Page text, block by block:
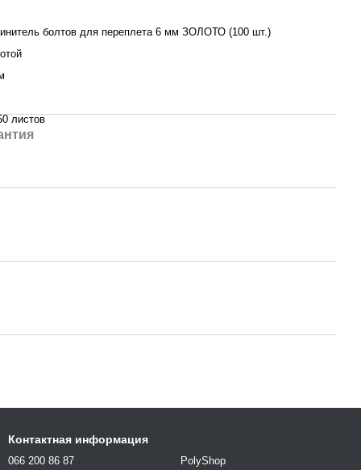
болтов для переплета 6 мм ЗОЛОТО (100 шт.)
листов
Контактная информация
066 200 86 87
PolyShop